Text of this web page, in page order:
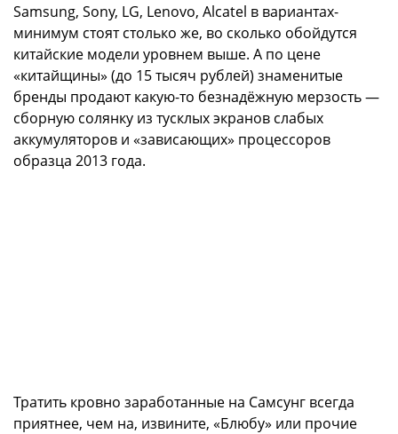
Samsung, Sony, LG, Lenovo, Alcatel в вариантах-
минимум стоят столько же, во сколько обойдутся
китайские модели уровнем выше. А по цене
«китайщины» (до 15 тысяч рублей) знаменитые
бренды продают какую-то безнадёжную мерзость —
сборную солянку из тусклых экранов слабых
аккумуляторов и «зависающих» процессоров
образца 2013 года.
Тратить кровно заработанные на Самсунг всегда
приятнее, чем на, извините, «Блюбу» или прочие